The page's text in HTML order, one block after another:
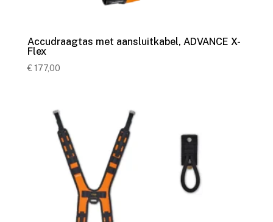
Accudraagtas met aansluitkabel, ADVANCE X-
Flex
€ 177,00